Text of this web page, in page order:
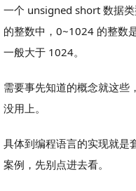
一个 unsigned short 数据
的整数中，0~1024 的整数
一般大于 1024。
需要事先知道的概念就这些
没用上。
具体到编程语言的实现就是
案例，先别点进去看。